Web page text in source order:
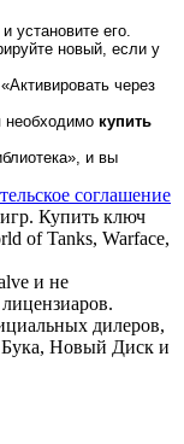
установите его.
новый, если у
через
необходимо купить
и вы
соглашение
Купить ключ
of Tanks, Warface,
и не
дилеров,
Новый Диск и